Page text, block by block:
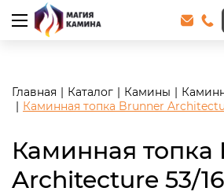
<meta name="robots"
Главная Каталог Камины
Каминная топка Brunner
Каминная топка
Architecture 53/